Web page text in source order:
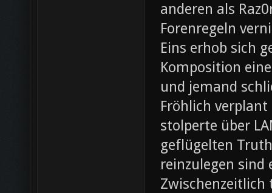
anderen als
Forenregeln
Eins erhob sich
Komposition
und jemand
Fröhlich
stolperte über
geflügelten
reinzulegen sind
Zwischenzeitlich